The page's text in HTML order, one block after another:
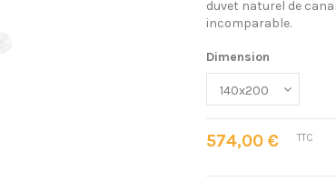
duvet naturel de
incomparable.
Dimension
574,00 € TTC